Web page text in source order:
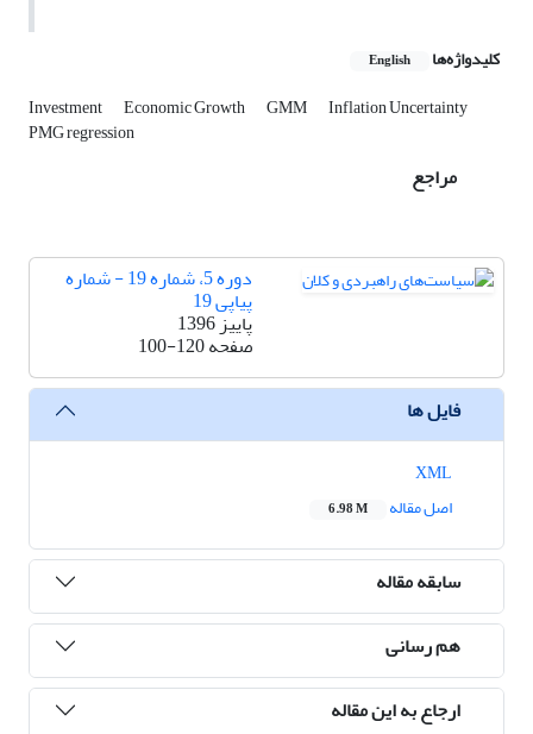
کلیدواژه‌ها English
Investment Economic Growth GMM Inflation Uncertainty
PMG regression
مراجع
دوره 5، شماره 19 - شماره
پیاپی 19
پاییز 1396
صفحه100-120
فایل ها
اصل مقاله
6.98 M
سابقه مقاله
هم رسانی
ارجاع به این مقاله